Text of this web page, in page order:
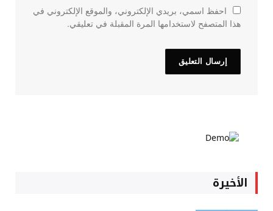
احفظ اسمي، بريدي الإلكتروني، والموقع الإلكتروني في
هذا المتصفح لاستخدامها المرة المقبلة في تعليقي.
الأخيرة